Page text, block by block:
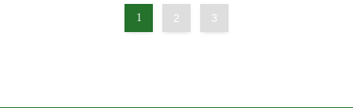
1 2 3